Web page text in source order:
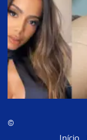
©